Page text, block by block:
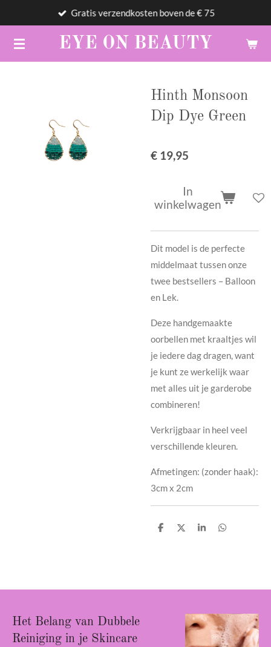
naar
de
EYE ON BEAUTY
Gratis verzendkosten boven de € 75
Hinth Monsoon
Dip Dye Green
€ 19,95
In
winkelwagen
Dit model is de perfecte
middelmaat tussen onze
twee bestsellers – Balloon
en Lek.
Deze handgemaakte
oorbellen met kraaltjes wil
je iedere dag dragen, want
je kunt ze werkelijk waar
met alles uit jegarderobe
combineren!
Verkrijgbaar in heel veel
verschillende kleuren.
Afmetingen: (zonder haak):
3cm x 2cm
D
D
S
D
Het Belang van Dubbele
Reiniging in je Skincare